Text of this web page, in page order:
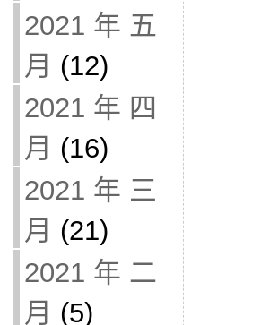
2021 年 五
月 (12)
2021 年 四
月 (16)
2021 年 三
月 (21)
2021 年 二
月 (5)